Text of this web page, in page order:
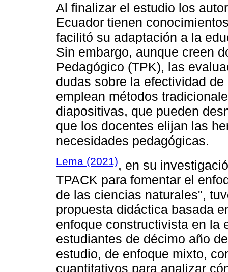
Al finalizar el estudio los
Ecuador tienen
facilitó su adaptación a la
Sin embargo, aunque creen
Pedagógico (TPK), las
dudas sobre la efectividad
emplean métodos
diapositivas, que pueden
que los docentes elijan las
necesidades pedagógicas.
Lema (2021), en su
TPACK para fomentar el
de las ciencias naturales",
propuesta didáctica basada
enfoque constructivista en la
estudiantes de décimo año
estudio, de enfoque mixto,
cuantitativos para analizar